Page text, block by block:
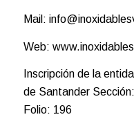
Mail:
Web:
Inscripción de la
de Santander
Folio: 196